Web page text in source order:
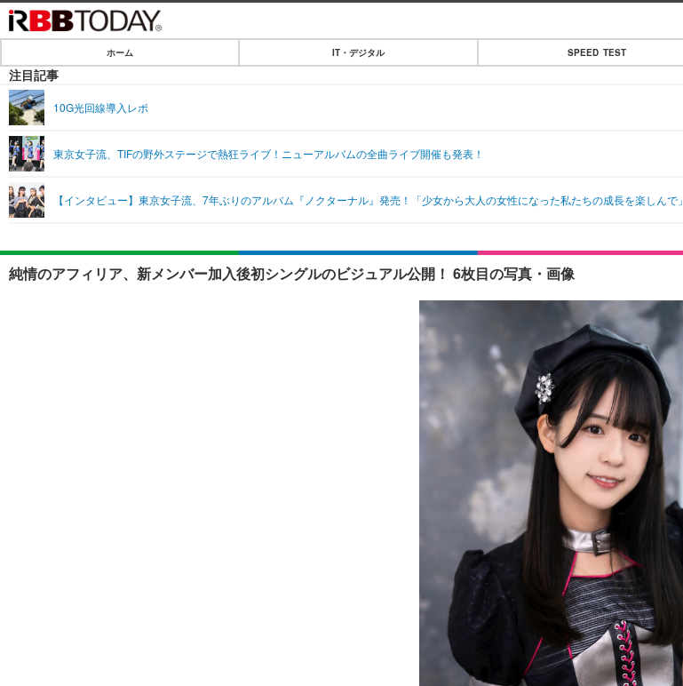
IT・デジタル
ショッピング
SPEED TEST
エンタメ
エンタメTOP
音楽
ライフ
ライフTOP
ペット
リリース一覧
ホーム IT・デジタル SPEED TEST
注目記事
10G光回線導入レポ
東京女子流、TIFの野外ステージで熱狂ライブ！ニューアルバムの全曲ライブ開催も発表！
【インタビュー】東京女子流、7年ぶりのアルバム『ノクターナル』発売！「少女から大人の女性になった私たちの成長を楽しんで」
純情のアフィリア、新メンバー加入後初シングルのビジュアル公開！ 6枚目の写真・画像